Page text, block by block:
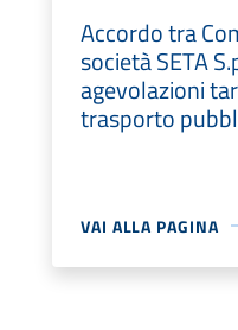
Accordo tra
società SETA
agevolazioni
trasporto
VAI ALLA PAGINA